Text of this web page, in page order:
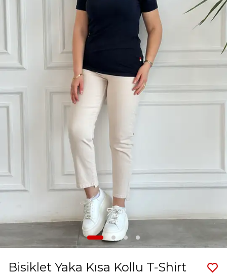
Bisiklet Yaka Kısa Kollu T-Shirt